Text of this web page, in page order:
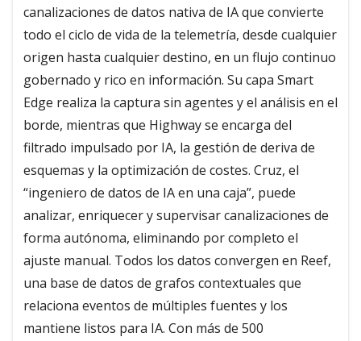
canalizaciones de datos nativa de IA que convierte
todo el ciclo de vida de la telemetría, desde cualquier
origen hasta cualquier destino, en un flujo continuo
gobernado y rico en información. Su capa Smart
Edge realiza la captura sin agentes y el análisis en el
borde, mientras que Highway se encarga del
filtrado impulsado por IA, la gestión de deriva de
esquemas y la optimización de costes. Cruz, el
“ingeniero de datos de IA en una caja”, puede
analizar, enriquecer y supervisar canalizaciones de
forma autónoma, eliminando por completo el
ajuste manual. Todos los datos convergen en Reef,
una base de datos de grafos contextuales que
relaciona eventos de múltiples fuentes y los
mantiene listos para IA. Con más de 500